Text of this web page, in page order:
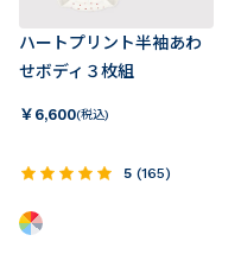
ハートプリント半袖あわ
せボディ３枚組
￥ 6,600(税込)
5 (165)